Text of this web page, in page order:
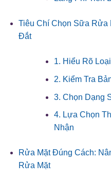
Tiêu Chí Chọn Sữa Rửa
Đắt
1. Hiểu Rõ
2. Kiểm Tra
3. Chọn Dạng
4. Lựa Chọn
Nhận
Rửa Mặt Đúng Cách:
Rửa Mặt